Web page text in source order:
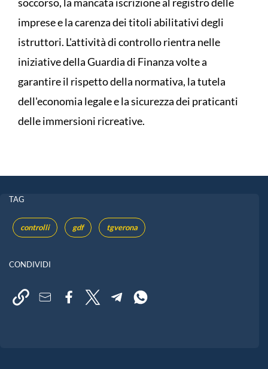
imprese e la carenza dei titoli abilitativi degli
istruttori. L'attività di controllo rientra nelle
iniziative della Guardia di Finanza volte a
garantire il rispetto della normativa, la tutela
dell'economia legale e la sicurezza dei praticanti
delle immersioni ricreative.
TAG
controlli gdf tgverona
CONDIVIDI